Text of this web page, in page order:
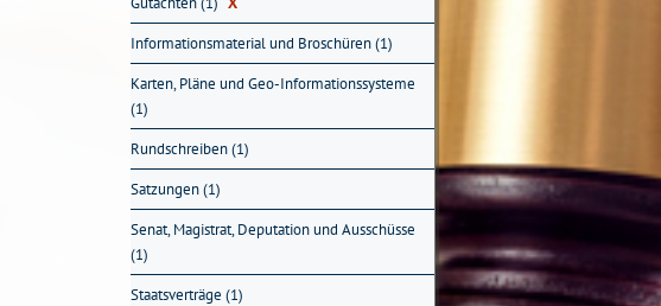
Informationsmaterial und Broschüren (1)
Karten, Pläne und Geo-Informationssysteme
(1)
Rundschreiben (1)
Satzungen (1)
Senat, Magistrat, Deputation und Ausschüsse
(1)
Staatsverträge (1)